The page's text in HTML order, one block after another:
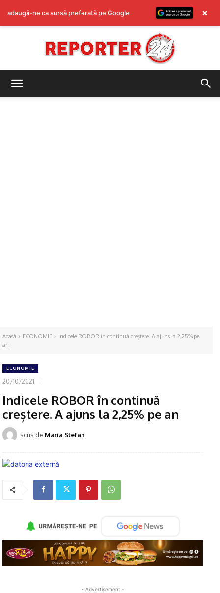
Acasă ECONOMIE
Indicele ROBOR în continuă creștere. A ajuns la 2,25% pe
an
ECONOMIE
20/10/2021
Indicele ROBOR în continuă
creștere. A ajuns la 2,25% pe an
scris de Maria Stefan
- Advertisement -
adaugă-ne ca sursă preferată pe Google ×